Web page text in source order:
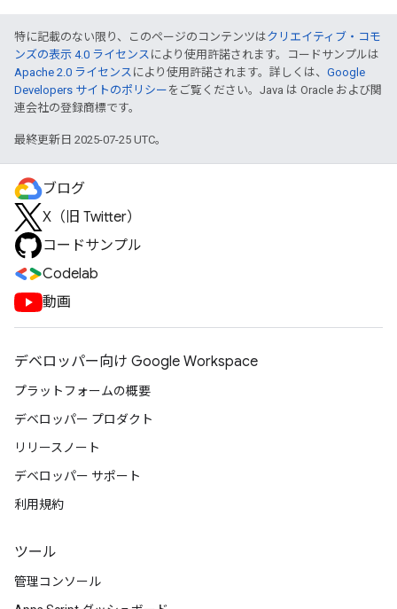
特に記載のない限り、このページのコンテンツはクリエイティブ・コモ
ンズの表示 4.0 ライセンス により使用許諾されます。コードサンプルは
Apache 2.0 ライセンス により使用許諾されます。詳しくは、 Google
Developers サイトのポリシー をご覧ください。Java は Oracle および関
連会社の登録商標です。
最終更新日 2025-07-25 UTC。
ブログ
X（旧 Twitter）
コードサンプル
Codelab
動画
デベロッパー向け Google Workspace
プラットフォームの概要
デベロッパー プロダクト
リリースノート
デベロッパー サポート
利用規約
ツール
管理コンソール